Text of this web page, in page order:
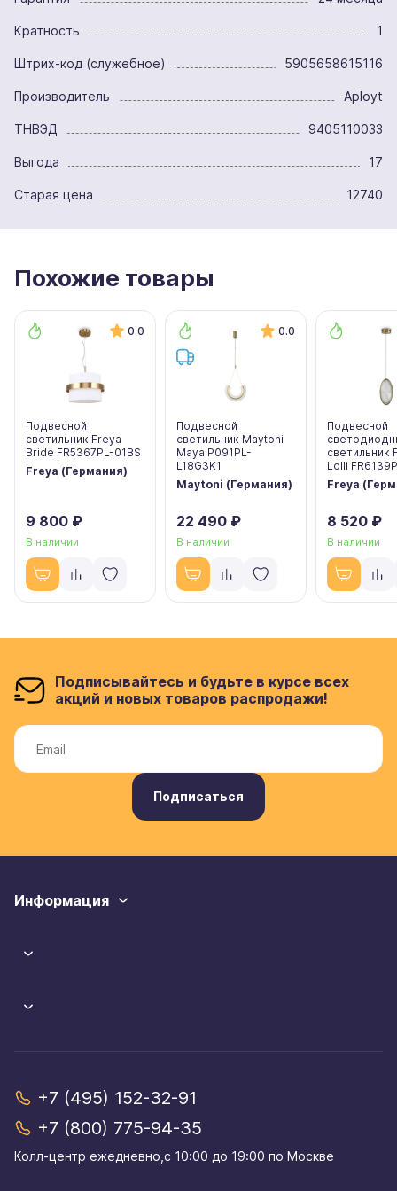
Кратность 1
Штрих-код (служебное) 5905658615116
Производитель Aployt
ТНВЭД 9405110033
Выгода 17
Старая цена 12740
Похожие товары
0.0
Подвесной
светильник Freya
Bride FR5367PL-01BS
Freya (Германия)
9 800 ₽
В наличии
0.0
Подвесной
светильник Maytoni
Maya P091PL-
L18G3K1
Maytoni (Германия)
22 490 ₽
В наличии
Подвесной
светильник
Lolli
Freya
8 520 ₽
В наличии
Подписывайтесь и будьте в курсе всех
акций и новых товаров распродажи!
Подписаться
Информация
+7 (495) 152-32-91
+7 (800) 775-94-35
Колл-центр eжедневно,с 10:00 до 19:00 по Москве